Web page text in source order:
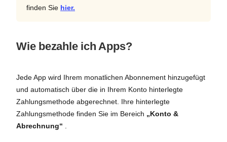
finden Sie hier.
Wie bezahle ich Apps?
Jede App wird Ihrem monatlichen Abonnement hinzugefügt
und automatisch über die in Ihrem Konto hinterlegte
Zahlungsmethode abgerechnet. Ihre hinterlegte
Zahlungsmethode finden Sie im Bereich „Konto &
Abrechnung“